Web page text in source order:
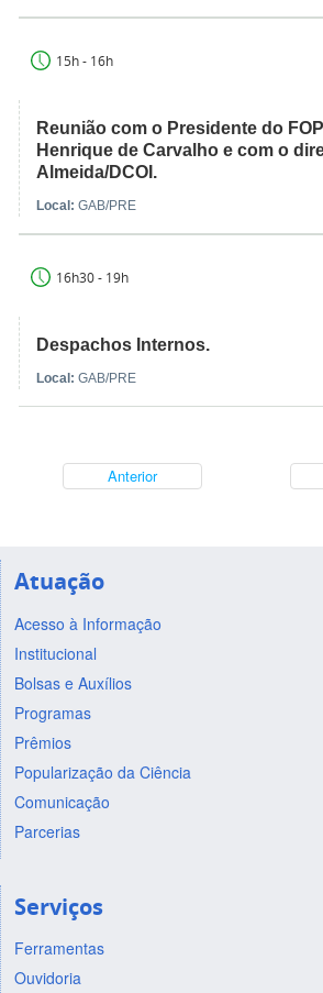
15h - 16h
Reunião com o Presidente do
Henrique de Carvalho e com o
Almeida/DCOI.
Local: GAB/PRE
16h30 - 19h
Despachos Internos.
Local: GAB/PRE
Anterior
Atuação
Acesso à Informação
Institucional
Bolsas e Auxílios
Programas
Prêmios
Popularização da Ciência
Comunicação
Parcerias
Serviços
Ferramentas
Ouvidoria